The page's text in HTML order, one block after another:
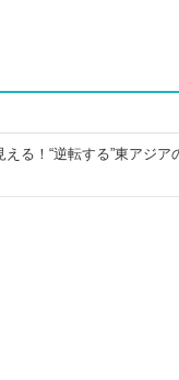
る！“逆転する”東アジア